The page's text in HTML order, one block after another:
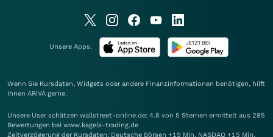
Unsere Apps:
Wenn Sie Kursdaten, Widgets oder andere Finanzinformationen benötigen, hilft
Ihnen ARIVA gerne.
Unsere User schätzen wallstreet-online.de: 4.8 von 5 Sternen ermittelt aus 285
Bewertungen bei www.kagels-trading.de
Zeitverzögerung der Kursdaten: Deutsche Börsen +15 Min. NASDAQ +15 Min.